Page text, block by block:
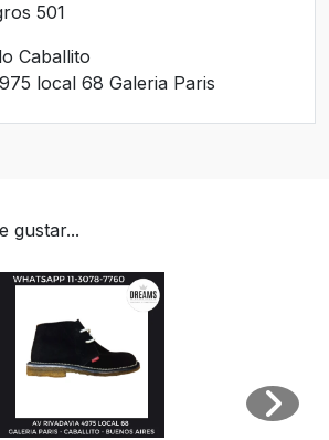
501
Caballito
local 68 Galeria Paris
gustar...